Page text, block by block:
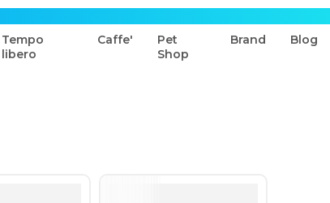
Tempo
libero
Caffe'
Pet
Shop
Brand Blog